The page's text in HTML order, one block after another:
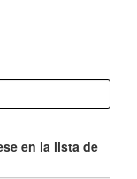
en la lista de